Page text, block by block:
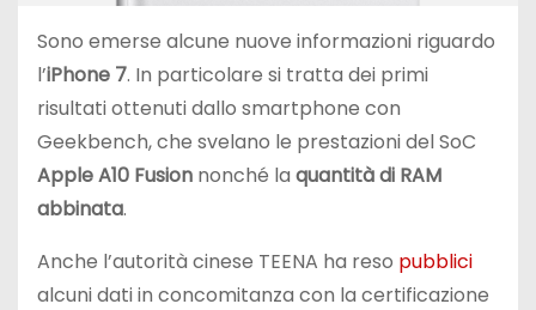
Sono emerse alcune nuove informazioni riguardo
l’iPhone 7. In particolare si tratta dei primi
risultati ottenuti dallo smartphone con
Geekbench, che svelano le prestazioni del SoC
Apple A10 Fusion nonché la quantità di RAM
abbinata.
Anche l’autorità cinese TEENA ha reso pubblici
alcuni dati in concomitanza con la certificazione